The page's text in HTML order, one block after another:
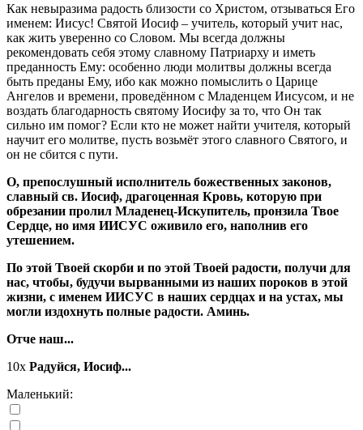
Как невыразима радость близости со Христом, отзываться Его
именем: Иисус! Святой Иосиф – учитель, который учит нас,
как жить уверенно со Словом. Мы всегда должны
рекомендовать себя этому славному Патриарху и иметь
преданность Ему: особенно люди молитвы должны всегда
быть преданы Ему, ибо как можно помыслить о Царице
Ангелов и времени, проведённом с Младенцем Иисусом, и не
воздать благодарность святому Иосифу за то, что Он так
сильно им помог? Если кто не может найти учителя, который
научит его молитве, пусть возьмёт этого славного Святого, и
он не сбится с пути.
О, препослушный исполнитель божественных законов,
славный св. Иосиф, драгоценная Кровь, которую при
обрезании пролил Младенец-Искупитель, пронзила Твое
Сердце, но имя ИИСУС оживило его, наполнив его
утешением.
По этой Твоей скорби и по этой Твоей радости, получи для
нас, чтобы, будучи вырванными из наших пороков в этой
жизни, с именем ИИСУС в наших сердцах и на устах, мы
могли издохнуть полные радости. Аминь.
Отче наш...
10x Радуйся, Иосиф...
Маленький: